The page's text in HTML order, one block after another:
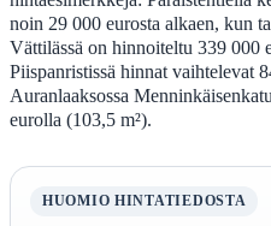
noin 29 000 eurosta alkaen, kun
Vättilässä on hinnoiteltu 339 000
Piispanristissä hinnat vaihtelevat
Auranlaaksossa
eurolla (103,5 m²).
HUOMIO HINTATIEDOSTA